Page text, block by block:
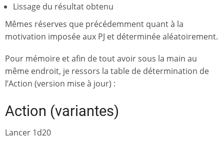
Lissage du résultat obtenu
Mêmes réserves que précédemment quant à la
motivation imposée aux PJ et déterminée aléatoirement.
Pour mémoire et afin de tout avoir sous la main au
même endroit, je ressors la table de détermination de
l’Action (version mise à jour) :
Action (variantes)
Lancer 1d20